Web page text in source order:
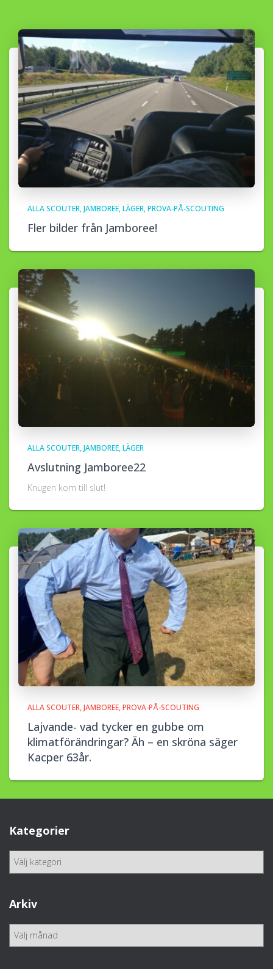
ALLA SCOUTER JAMBOREE LÄGER PROVA-PÅ-SCOUTING
Fler bilder från Jamboree!
ALLA SCOUTER JAMBOREE LÄGER
Avslutning Jamboree22
Knugen kom till slut!
ALLA SCOUTER JAMBOREE PROVA-PÅ-SCOUTING
Lajvande- vad tycker en gubbe om
klimatförändringar? Äh – en skröna säger
Kacper 63år.
Kategorier
g
o
i
Arkiv
A